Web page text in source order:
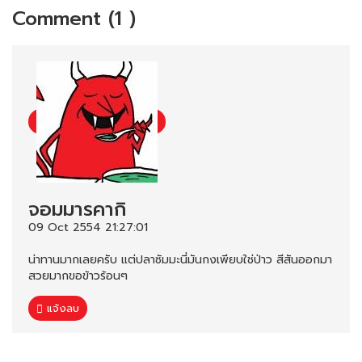
Comment (1 )
จอมมารคากิ
09 Oct 2554 21:27:01
น่าทานมากเลยครับ แต่ปลาซัมมะนี่มันกงเพียบใช่ป่าว สีสันออกมา
สวยมากขอข้าวร้อนๆ
แจ้งลบ